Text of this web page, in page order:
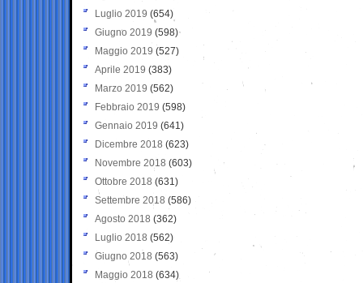
Luglio 2019 (654)
Giugno 2019 (598)
Maggio 2019 (527)
Aprile 2019 (383)
Marzo 2019 (562)
Febbraio 2019 (598)
Gennaio 2019 (641)
Dicembre 2018 (623)
Novembre 2018 (603)
Ottobre 2018 (631)
Settembre 2018 (586)
Agosto 2018 (362)
Luglio 2018 (562)
Giugno 2018 (563)
Maggio 2018 (634)